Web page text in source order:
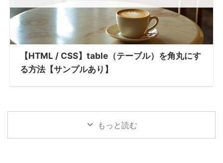
【HTML / CSS】table（テーブル）を角丸にす
る方法【サンプルあり】
もっと読む